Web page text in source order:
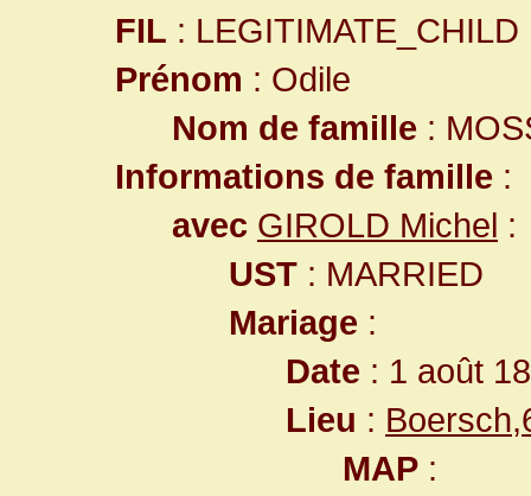
FIL : LEGITIMATE_CHILD
Prénom : Odile
Nom de famille :
Informations de famille :
avec GIROLD Michel :
UST : MARRIED
Mariage :
Date : 1 août
Lieu :
MAP :